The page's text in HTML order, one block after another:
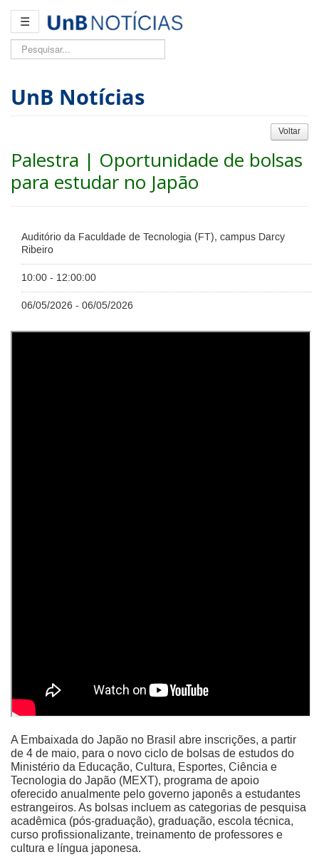
☰
Pesquisar...
UnB Notícias
Voltar
Palestra | Oportunidade de bolsas
para estudar no Japão
Auditório da Faculdade de Tecnologia (FT), campus Darcy
Ribeiro
10:00 - 12:00:00
06/05/2026 - 06/05/2026
A Embaixada do Japão no Brasil abre inscrições, a partir
de 4 de maio, para o novo ciclo de bolsas de estudos do
Ministério da Educação, Cultura, Esportes, Ciência e
Tecnologia do Japão (MEXT), programa de apoio
oferecido anualmente pelo governo japonês a estudantes
estrangeiros. As bolsas incluem as categorias de pesquisa
acadêmica (pós-graduação), graduação, escola técnica,
curso profissionalizante, treinamento de professores e
cultura e língua japonesa.